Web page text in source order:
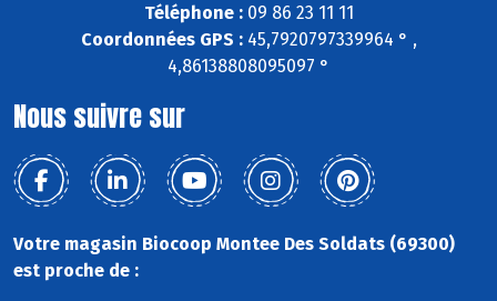
Téléphone :09 86 23 11 11
Coordonnées GPS :45,7920797339964 ° ,
4,86138808095097 °
Nous suivre sur
Votre magasin Biocoop Montee Des Soldats (69300)
est proche de :